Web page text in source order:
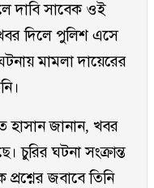
দাবি সাবেক ওই
দিলে পুলিশ এসে
মামলা দায়েরের
হাসান জানান, খবর
চুরির ঘটনা সংক্রান্ত
জবাবে তিনি